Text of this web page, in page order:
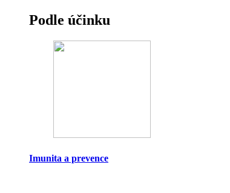
Podle účinku
Imunita a prevence